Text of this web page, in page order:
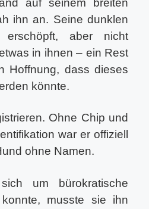
ihn an. Seine dunklen
erschöpft, aber nicht
in ihnen – ein Rest
Hoffnung, dass dieses
könnte.
Ohne Chip und
war er offiziell
ohne Namen.
um bürokratische
musste sie ihn